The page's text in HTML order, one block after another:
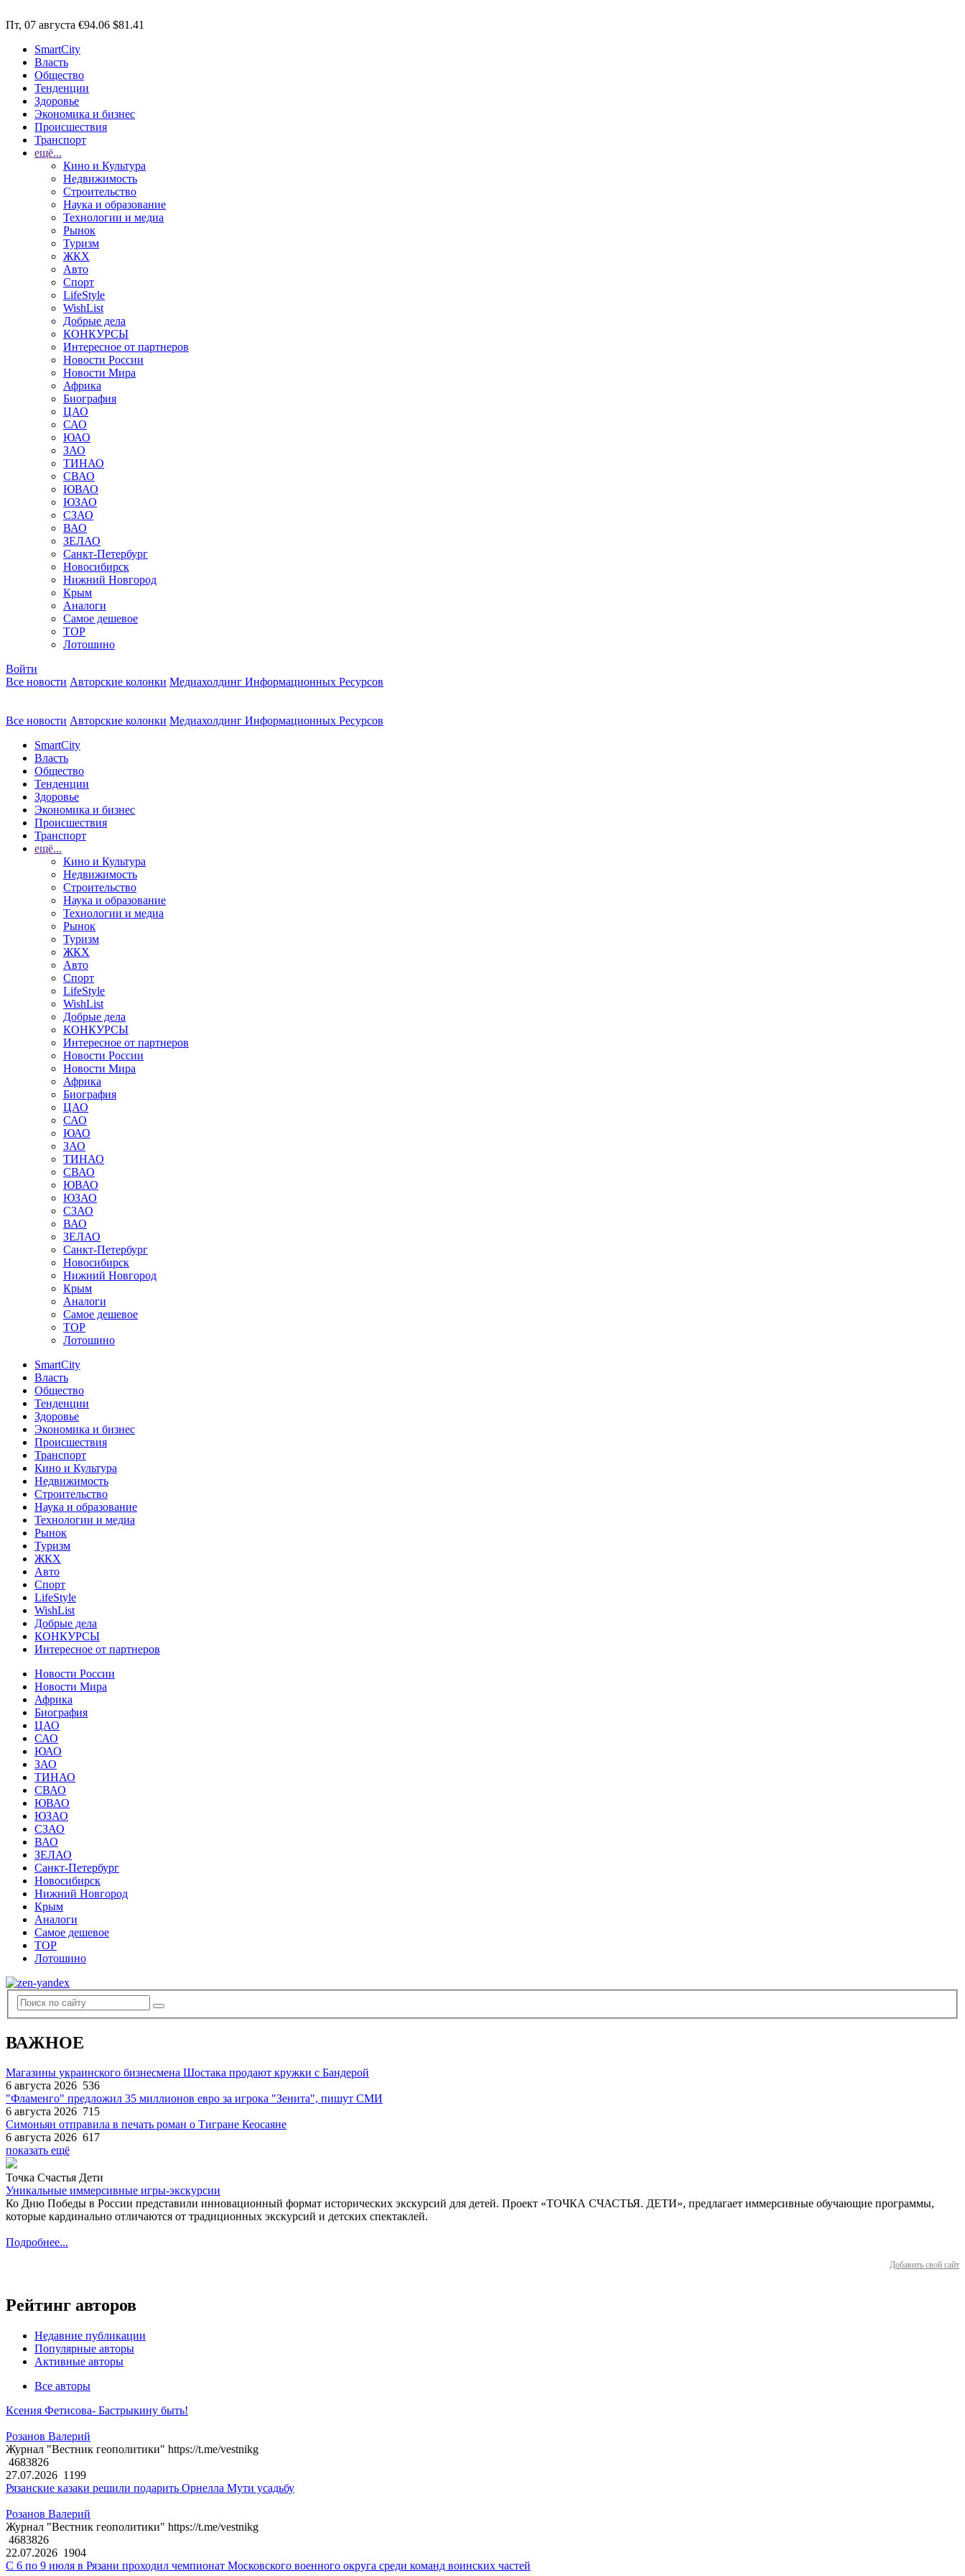
Пт, 07 августа €94.06 $81.41
SmartCity
Власть
Общество
Тенденции
Здоровье
Экономика и бизнес
Происшествия
Транспорт
ещё...
Кино и Культура
Недвижимость
Строительство
Наука и образование
Технологии и медиа
Рынок
Туризм
ЖКХ
Авто
Спорт
LifeStyle
WishList
Добрые дела
КОНКУРСЫ
Интересное от партнеров
Новости России
Новости Мира
Африка
Биография
ЦАО
САО
ЮАО
ЗАО
ТИНАО
СВАО
ЮВАО
ЮЗАО
СЗАО
ВАО
ЗЕЛАО
Санкт-Петербург
Новосибирск
Нижний Новгород
Крым
Аналоги
Самое дешевое
TOP
Лотошино
Войти
Все новости Авторские колонки Медиахолдинг Информационных Ресурсов
Все новости Авторские колонки Медиахолдинг Информационных Ресурсов
SmartCity
Власть
Общество
Тенденции
Здоровье
Экономика и бизнес
Происшествия
Транспорт
ещё...
Кино и Культура
Недвижимость
Строительство
Наука и образование
Технологии и медиа
Рынок
Туризм
ЖКХ
Авто
Спорт
LifeStyle
WishList
Добрые дела
КОНКУРСЫ
Интересное от партнеров
Новости России
Новости Мира
Африка
Биография
ЦАО
САО
ЮАО
ЗАО
ТИНАО
СВАО
ЮВАО
ЮЗАО
СЗАО
ВАО
ЗЕЛАО
Санкт-Петербург
Новосибирск
Нижний Новгород
Крым
Аналоги
Самое дешевое
TOP
Лотошино
SmartCity
Власть
Общество
Тенденции
Здоровье
Экономика и бизнес
Происшествия
Транспорт
Кино и Культура
Недвижимость
Строительство
Наука и образование
Технологии и медиа
Рынок
Туризм
ЖКХ
Авто
Спорт
LifeStyle
WishList
Добрые дела
КОНКУРСЫ
Интересное от партнеров
Новости России
Новости Мира
Африка
Биография
ЦАО
САО
ЮАО
ЗАО
ТИНАО
СВАО
ЮВАО
ЮЗАО
СЗАО
ВАО
ЗЕЛАО
Санкт-Петербург
Новосибирск
Нижний Новгород
Крым
Аналоги
Самое дешевое
TOP
Лотошино
ВАЖНОЕ
Магазины украинского бизнесмена Шостака продают кружки с Бандерой
6 августа 2026 536
"Фламенго" предложил 35 миллионов евро за игрока "Зенита", пишут СМИ
6 августа 2026 715
Симоньян отправила в печать роман о Тигране Кеосаяне
6 августа 2026 617
показать ещё
Точка Счастья Дети
Уникальные иммерсивные игры-экскурсии
Ко Дню Победы в России представили инновационный формат исторических экскурсий для детей. Проект «ТОЧКА СЧАСТЬЯ. ДЕТИ», предлагает иммерсивные обучающие программы,
которые кардинально отличаются от традиционных экскурсий и детских спектаклей.
Подробнее...
Добавить свой сайт
Рейтинг авторов
Недавние публикации
Популярные авторы
Активные авторы
Все авторы
Ксения Фетисова- Бастрыкину быть!
Розанов Валерий
Журнал "Вестник геополитики" https://t.me/vestnikg
4683826
27.07.2026 1199
Рязанские казаки решили подарить Орнелла Мути усадьбу
Розанов Валерий
Журнал "Вестник геополитики" https://t.me/vestnikg
4683826
22.07.2026 1904
С 6 по 9 июля в Рязани проходил чемпионат Московского военного округа среди команд воинских частей